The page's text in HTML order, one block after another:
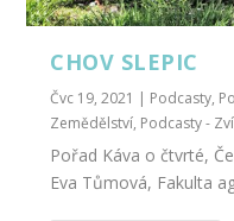
CHOV SLEPIC
Čvc 19, 2021 | Podcasty,
Zemědělství, Podcasty -
Pořad Káva o čtvrté,
Eva Tůmová, Fakulta